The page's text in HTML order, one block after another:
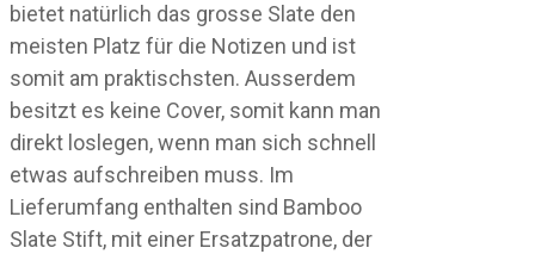
bietet natürlich das grosse Slate den
meisten Platz für die Notizen und ist
somit am praktischsten. Ausserdem
besitzt es keine Cover, somit kann man
direkt loslegen, wenn man sich schnell
etwas aufschreiben muss. Im
Lieferumfang enthalten sind Bamboo
Slate Stift, mit einer Ersatzpatrone, der